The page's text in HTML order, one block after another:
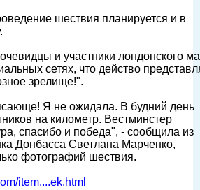
шествия планируется и в
и участники лондонского
сетях, что действо
зрелище!".
Я не ожидала. В будний день
на километр. Вестминстер
спасибо и победа", - сообщила из
Донбасса Светлана Марченко,
фотографий шествия.
item....ek.html